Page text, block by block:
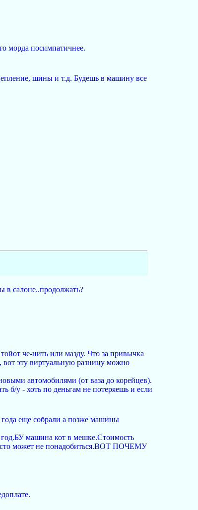
морда посимпатичнее.
шины и т.д. Будешь в машину все
в салоне..продолжать?
че-нить или мазду. Что за привычка
вот эту виртуальную разницу можно
автомобилями (от ваза до корейцев).
б/у - хоть по деньгам не потеряешь и если
года еще собрали а позже машины
год.БУ машина кот в мешке.Стоимость
может не понадобиться.ВОТ ПОЧЕМУ